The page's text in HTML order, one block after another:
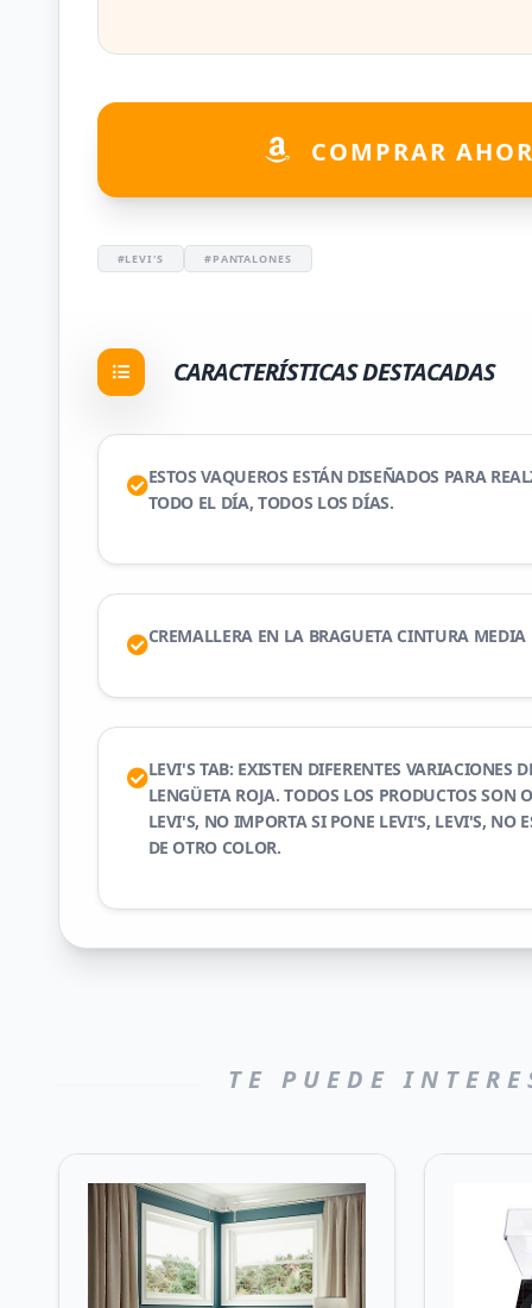
COMPRAR
#LEVI'S #PANTALONES
CARACTERÍSTICAS DESTACADAS
ESTOS VAQUEROS ESTÁN DISEÑADOS PARA
TODO EL DÍA, TODOS LOS DÍAS.
CREMALLERA EN LA BRAGUETA CINTURA MEDIA
LEVI'S TAB: EXISTEN DIFERENTES VARIACIONES
LENGÜETA ROJA. TODOS LOS PRODUCTOS SON
LEVI'S, NO IMPORTA SI PONE LEVI'S, LEVI'S, NO
DE OTRO COLOR.
TE PUEDE